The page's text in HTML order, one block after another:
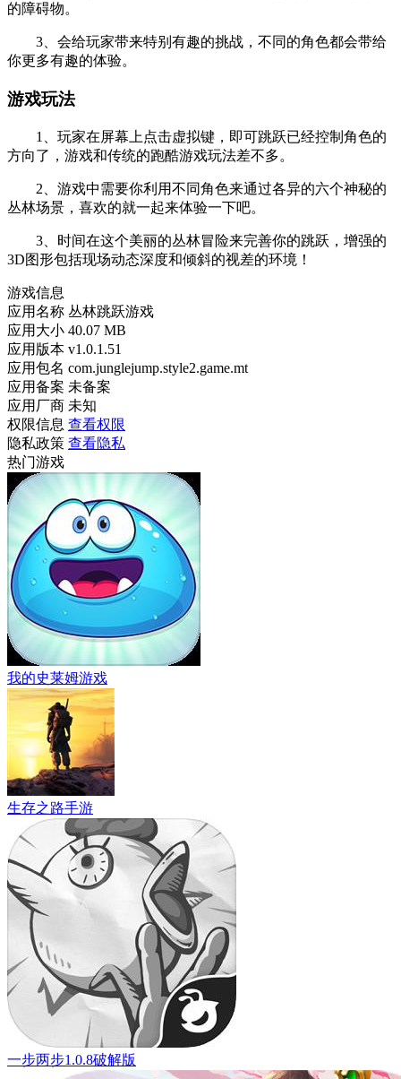
的障碍物。
3、会给玩家带来特别有趣的挑战，不同的角色都会带给
你更多有趣的体验。
游戏玩法
1、玩家在屏幕上点击虚拟键，即可跳跃已经控制角色的
方向了，游戏和传统的跑酷游戏玩法差不多。
2、游戏中需要你利用不同角色来通过各异的六个神秘的
丛林场景，喜欢的就一起来体验一下吧。
3、时间在这个美丽的丛林冒险来完善你的跳跃，增强的
3D图形包括现场动态深度和倾斜的视差的环境！
游戏信息
应用名称 丛林跳跃游戏
应用大小 40.07 MB
应用版本 v1.0.1.51
应用包名 com.junglejump.style2.game.mt
应用备案 未备案
应用厂商 未知
权限信息 查看权限
隐私政策 查看隐私
热门游戏
我的史莱姆游戏
生存之路手游
一步两步1.0.8破解版